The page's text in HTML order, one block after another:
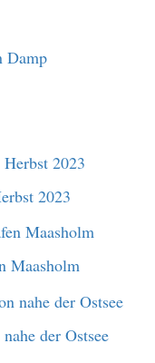
Damp
2023
Maasholm
der Ostsee